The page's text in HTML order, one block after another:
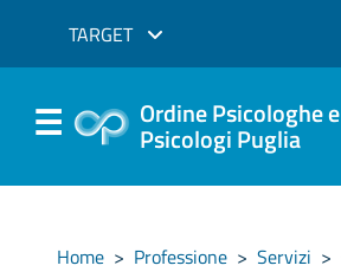
TARGET
Ordine Psicologhe e
Psicologi Puglia
Home > Professione > Servizi >